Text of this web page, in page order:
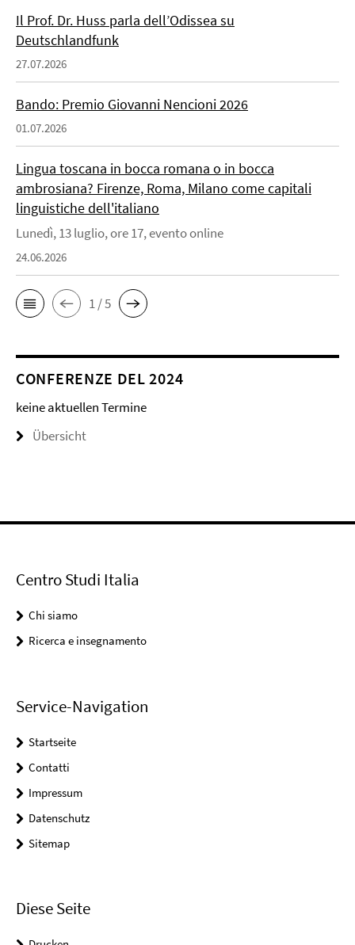
Il Prof. Dr. Huss parla dell’Odissea su
Deutschlandfunk
27.07.2026
Bando: Premio Giovanni Nencioni 2026
01.07.2026
Lingua toscana in bocca romana o in bocca
ambrosiana? Firenze, Roma, Milano come capitali
linguistiche dell'italiano
Lunedì, 13 luglio, ore 17, evento online
24.06.2026
1 / 5
CONFERENZE DEL 2024
keine aktuellen Termine
Übersicht
Centro Studi Italia
Chi siamo
Ricerca e insegnamento
Service-Navigation
Startseite
Contatti
Impressum
Datenschutz
Sitemap
Diese Seite